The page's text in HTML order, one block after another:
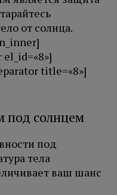
от солнца.
title=«8»]
под солнцем
под
тела
ваш шанс